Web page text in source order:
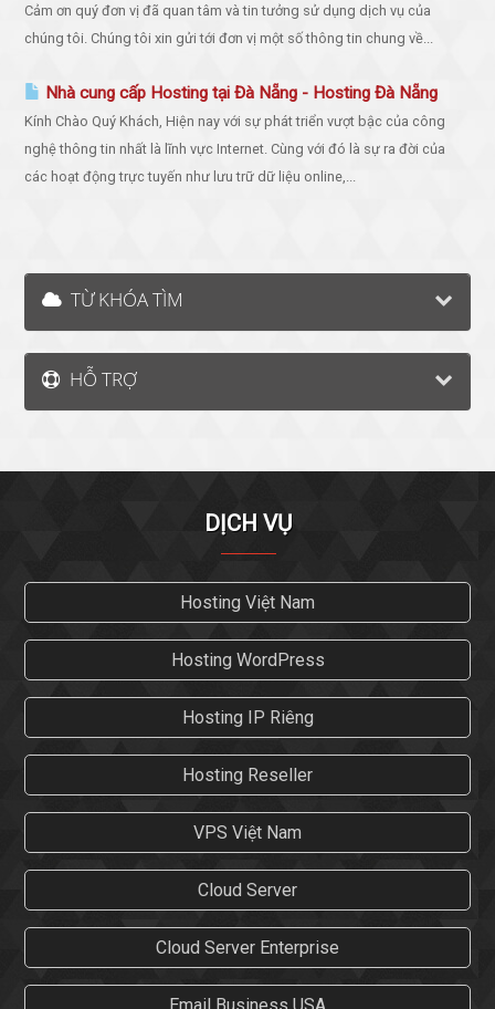
Cảm ơn quý đơn vị đã quan tâm và tin tưởng sử dụng dịch vụ của
chúng tôi. Chúng tôi xin gửi tới đơn vị một số thông tin chung về...
Nhà cung cấp Hosting tại Đà Nẵng - Hosting Đà Nẵng
Kính Chào Quý Khách, Hiện nay với sự phát triển vượt bậc của công
nghệ thông tin nhất là lĩnh vực Internet. Cùng với đó là sự ra đời của
các hoạt động trực tuyến như lưu trữ dữ liệu online,...
TỪ KHÓA TÌM
HỖ TRỢ
DỊCH VỤ
Hosting Việt Nam
Hosting WordPress
Hosting IP Riêng
Hosting Reseller
VPS Việt Nam
Cloud Server
Cloud Server Enterprise